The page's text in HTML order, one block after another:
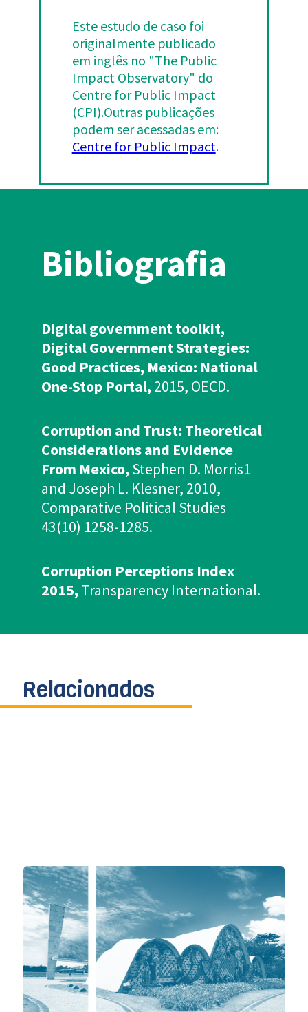
Este estudo de caso foi
originalmente publicado
em inglês no "The Public
Impact Observatory" do
Centre for Public Impact
(CPI).Outras publicações
podem ser acessadas em:
Centre for Public Impact.
Bibliografia
Digital government toolkit,
Digital Government Strategies:
Good Practices, Mexico: National
One-Stop Portal, 2015, OECD.
Corruption and Trust: Theoretical
Considerations and Evidence
From Mexico, Stephen D. Morris1
and Joseph L. Klesner, 2010,
Comparative Political Studies
43(10) 1258-1285.
Corruption Perceptions Index
2015, Transparency International.
Relacionados